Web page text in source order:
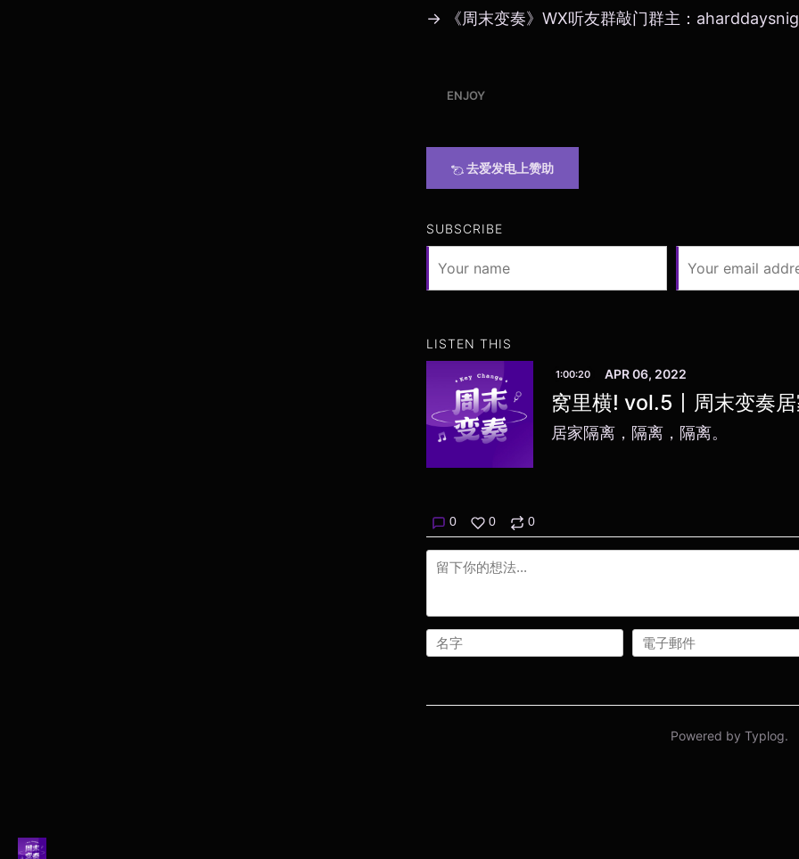
→ 《周末变奏》WX听友群敲门群主：
ENJOY
去爱发电上赞助
SUBSCRIBE
LISTEN THIS
1:00:20 APR 06, 2022
窝里横! vol.5丨周末变奏
居家隔离，隔离，隔离。